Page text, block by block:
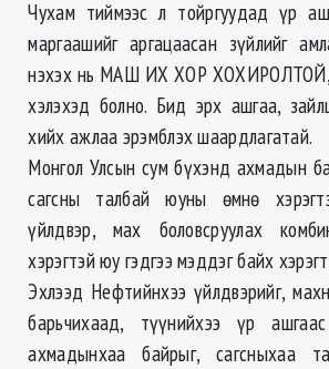
Чухам тиймээс л тойргуудад үр
маргаашийг аргацаасан зүйлийг
нэхэх нь МАШ ИХ ХОР ХОХИРОЛТОЙ,
хэлэхэд болно. Бид эрх ашгаа,
хийх ажлаа эрэмблэх шаардлагатай.
Монгол Улсын сум бүхэнд ахмадын
сагсны талбай юуны өмнө
үйлдвэр, мах боловсруулах
хэрэгтэй юу гэдгээ мэддэг байх
Эхлээд Нефтийнхээ үйлдвэрийг,
барьчихаад, түүнийхээ үр
ахмадынхаа байрыг, сагсныхаа